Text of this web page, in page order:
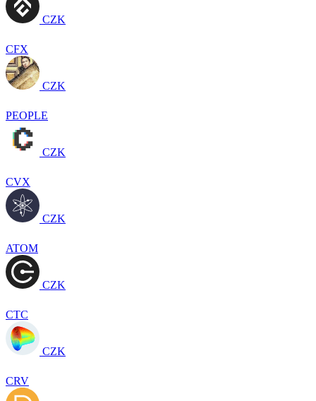
CZK
CFX
CZK
PEOPLE
CZK
CVX
CZK
ATOM
CZK
CTC
CZK
CRV